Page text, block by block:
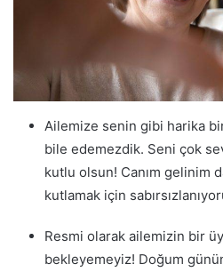
Ailemize senin gibi harika
bile edemezdik. Seni çok
kutlu olsun! Canım gelinim
kutlamak için
Resmi olarak ailemizin bir
bekleyemeyiz! Doğum